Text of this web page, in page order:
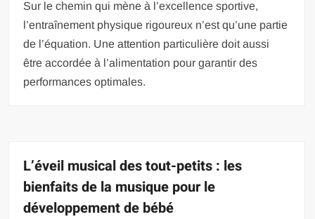
Sur le chemin qui mène à l’excellence sportive,
l’entraînement physique rigoureux n’est qu’une partie
de l’équation. Une attention particulière doit aussi
être accordée à l’alimentation pour garantir des
performances optimales.
L’éveil musical des tout-petits : les
bienfaits de la musique pour le
développement de bébé